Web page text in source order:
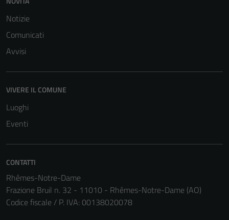
Notizie
Comunicati
Avvisi
VIVERE IL COMUNE
Luoghi
Eventi
CONTATTI
Rhêmes-Notre-Dame
Frazione Bruil n. 32 - 11010 - Rhêmes-Notre-Dame (AO)
Codice fiscale / P. IVA: 00138020078